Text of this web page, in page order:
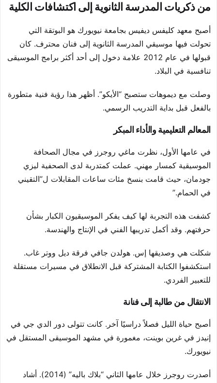
من ذكريات المدرسة الثانوية إلى اكتشافات الكلية
أصبح معهد كليفس ديفيس بجامعة نيويورك هو البوتقة التي
تحولت فيها موسيقي المدرسة الثانوية إلى فنان محترف. كان
قبولها في عام 2012 علامة دخول إلى أحد أكثر برامج الموسيقى
تنافسية في البلاد.
وصلت مع ديموهات ستصبح “الأيكو”. أظهر هذا رؤية فنية متطورة
بالفعل قبل بداية التدريب الرسمي.
المعالم التعليمية والأداء المبكر
في عامها الأول، نظرت ماغي روجرز في مجال الصحافة
الموسيقية كمسار مهني. عملت كمتدربة لدى الصحفية ليزي
جودمان، حيث قامت بنسخ مئات ساعات المقابلات ل”التقيني
في الحمام.”
كشفت هذه التجربة لها كيف يفكر الموسيقيون الكبار بشأن
حرفتهم. وقد أكمل تدريبها الفني في الإنتاج والهندسة.
شكلت هي وصديقها إس. هولدن جافي فرقة ديل ووتر غاب.
استكشفوا الكتابة المشتركة قبل الانطلاق في مسيرات مستقلة
للتعبير الفردي.
الانتقال من طالبة إلى فنانة
أصبح حياة الليل فصلاً دراسيًا آخر. كانت تتولى دور الدي جي في
إنيدز في غرين بوينت، مغمورة في مشهد الموسيقى المستقل في
نيويورك.
أصدرت روجرز خلال عامها الثاني “بلاك باليه” (2014). أشاد